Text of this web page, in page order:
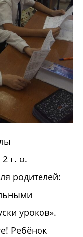
г. о.
родителей:
уроков».
Ребёнок